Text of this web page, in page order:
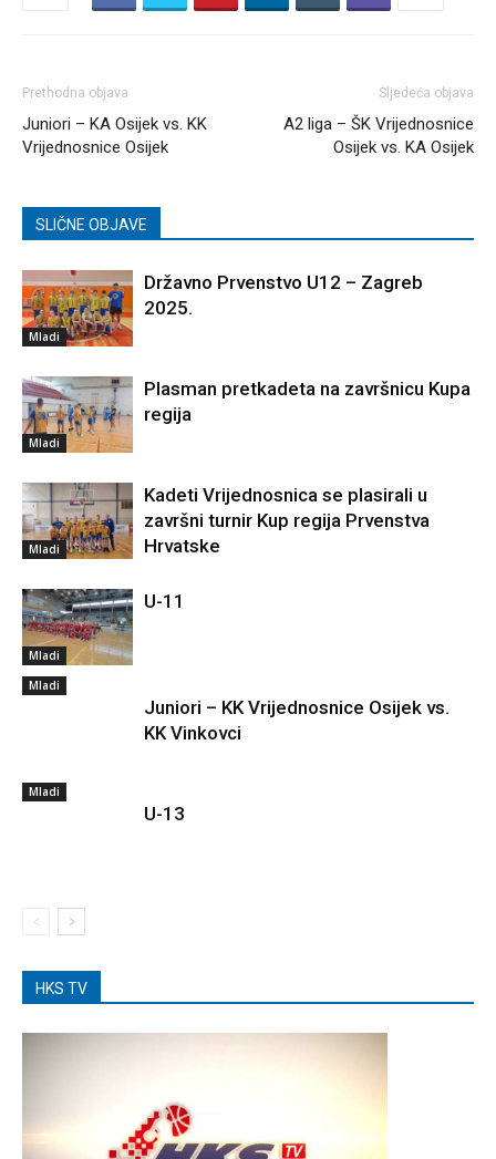
Prethodna objava
Juniori – KA Osijek vs. KK
Vrijednosnice Osijek
Sljedeća objava
A2 liga – ŠK Vrijednosnice
Osijek vs. KA Osijek
SLIČNE OBJAVE
Mladi
Državno Prvenstvo U12 – Zagreb
2025.
Mladi
Plasman pretkadeta na završnicu Kupa
regija
Mladi
Kadeti Vrijednosnica se plasirali u
završni turnir Kup regija Prvenstva
Hrvatske
Mladi
U-11
Mladi
Juniori – KK Vrijednosnice Osijek vs.
KK Vinkovci
Mladi
U-13
HKS TV